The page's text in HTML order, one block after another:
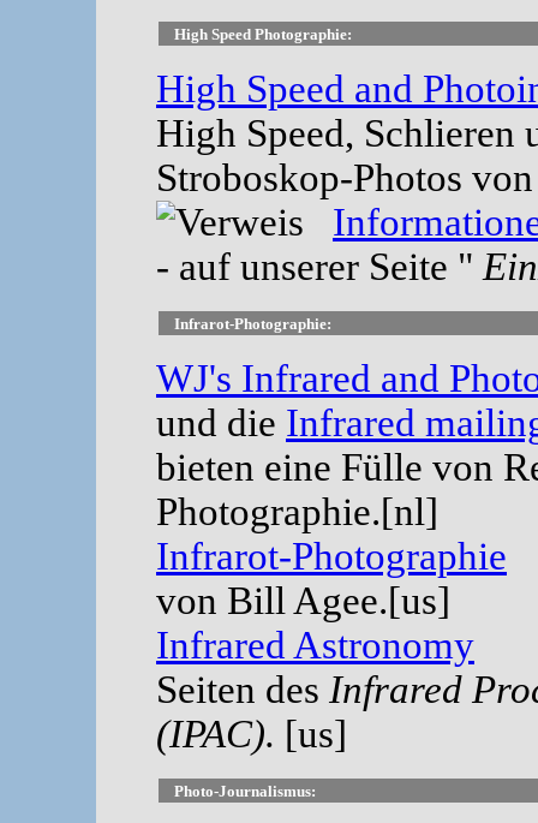
High Speed Photographie:
High Speed and
High Speed, Schlieren
Stroboskop-Photos
- auf unserer Seite "
Infrarot-Photographie:
WJ's Infrared and
und die Infrared
bieten eine Fülle von
Photographie.[nl]
Infrarot-Photographie
von Bill Agee.[us]
Infrared Astronomy
Seiten des Infrared
(IPAC). [us]
Photo-Journalismus: